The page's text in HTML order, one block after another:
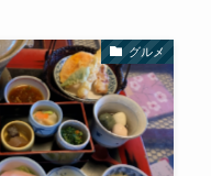
グルメ